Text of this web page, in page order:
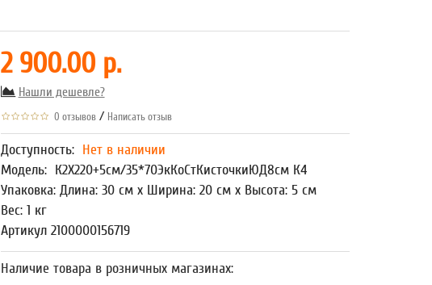
2 900.00 р.
Нашли дешевле?
0 отзывов / Написать отзыв
Доступность: Нет в наличии
Модель: К2Х220+5см/35*70ЭкКоСтКисточкиЮД8см К4
Упаковка: Длина: 30 см x Ширина: 20 см x Высота: 5 см
Вес: 1 кг
Артикул 2100000156719
Наличие товара в розничных магазинах: